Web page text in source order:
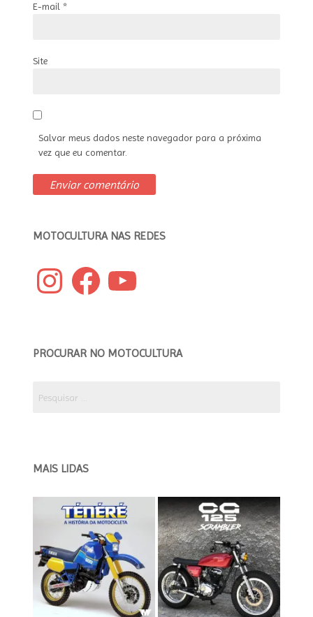
E-mail *
Site
Salvar meus dados neste navegador para a próxima
vez que eu comentar.
MOTOCULTURA NAS REDES
InstagramFacebookYouTube
PROCURAR NO MOTOCULTURA
por:
MAIS LIDAS